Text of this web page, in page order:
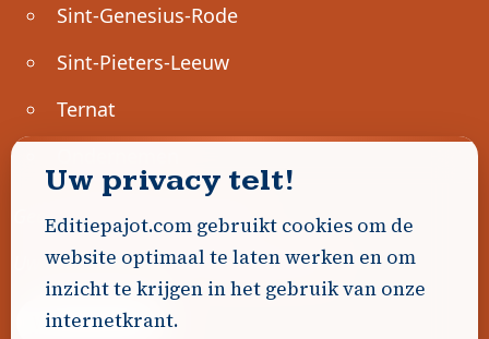
Sint-Genesius-Rode
Sint-Pieters-Leeuw
Ternat
Geen advertenties gevonden.
Uw advertentie hier? Contacteer ons!
Word Partner!
Uw privacy telt!
Editiepajot.com gebruikt cookies om de
website optimaal te laten werken en om
inzicht te krijgen in het gebruik van onze
internetkrant.